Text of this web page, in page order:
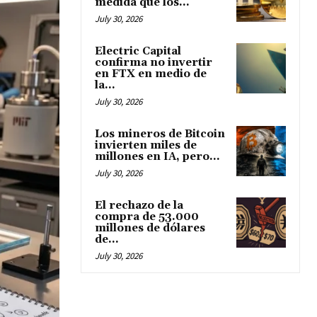
medida que los...
July 30, 2026
Electric Capital
confirma no invertir
en FTX en medio de
la...
July 30, 2026
Los mineros de Bitcoin
invierten miles de
millones en IA, pero...
July 30, 2026
El rechazo de la
compra de 53.000
millones de dólares
de...
July 30, 2026